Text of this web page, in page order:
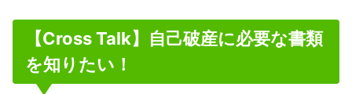
【Cross Talk】自己破産に必要な書類
を知りたい！